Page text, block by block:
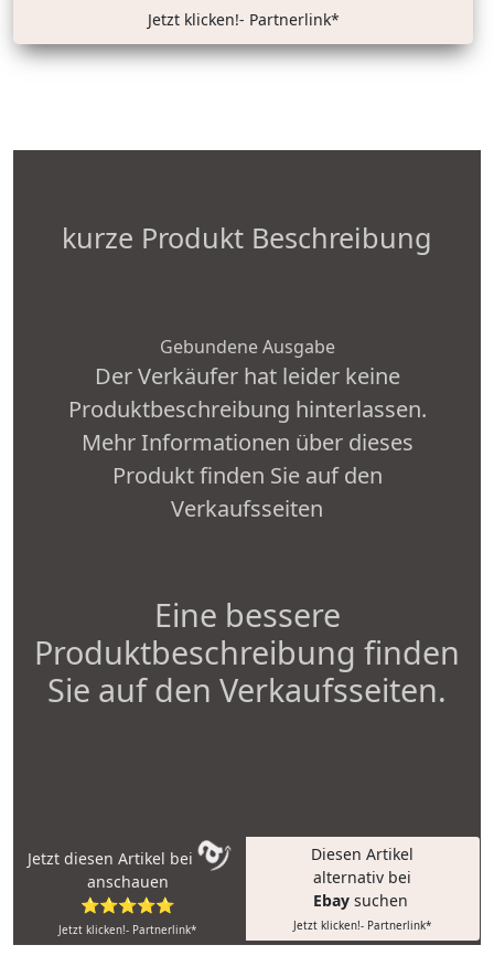
Jetzt klicken!- Partnerlink*
kurze Produkt Beschreibung
Gebundene Ausgabe
Der Verkäufer hat leider keine
Produktbeschreibung hinterlassen.
Mehr Informationen über dieses
Produkt finden Sie auf den
Verkaufsseiten
Eine bessere
Produktbeschreibung finden
Sie auf den Verkaufsseiten.
Jetzt diesen Artikel bei
anschauen
⭐⭐⭐⭐⭐
Jetzt klicken!- Partnerlink*
Diesen Artikel
alternativ bei
Ebay suchen
Jetzt klicken!- Partnerlink*